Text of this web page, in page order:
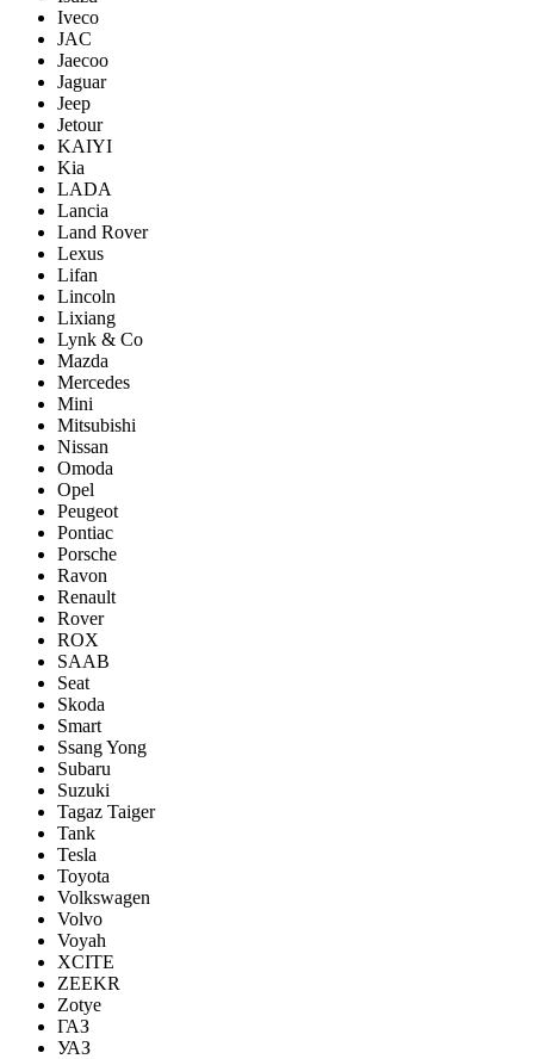
Iveco
JAC
Jaecoo
Jaguar
Jeep
Jetour
KAIYI
Kia
LADA
Lancia
Land Rover
Lexus
Lifan
Lincoln
Lixiang
Lynk & Co
Mazda
Mercedes
Mini
Mitsubishi
Nissan
Omoda
Opel
Peugeot
Pontiac
Porsсhe
Ravon
Renault
Rover
ROX
SAAB
Seat
Skoda
Smart
Ssang Yong
Subaru
Suzuki
Tagaz Taiger
Tank
Tesla
Toyota
Volkswagen
Volvo
Voyah
XCITE
ZEEKR
Zotye
ГАЗ
УАЗ